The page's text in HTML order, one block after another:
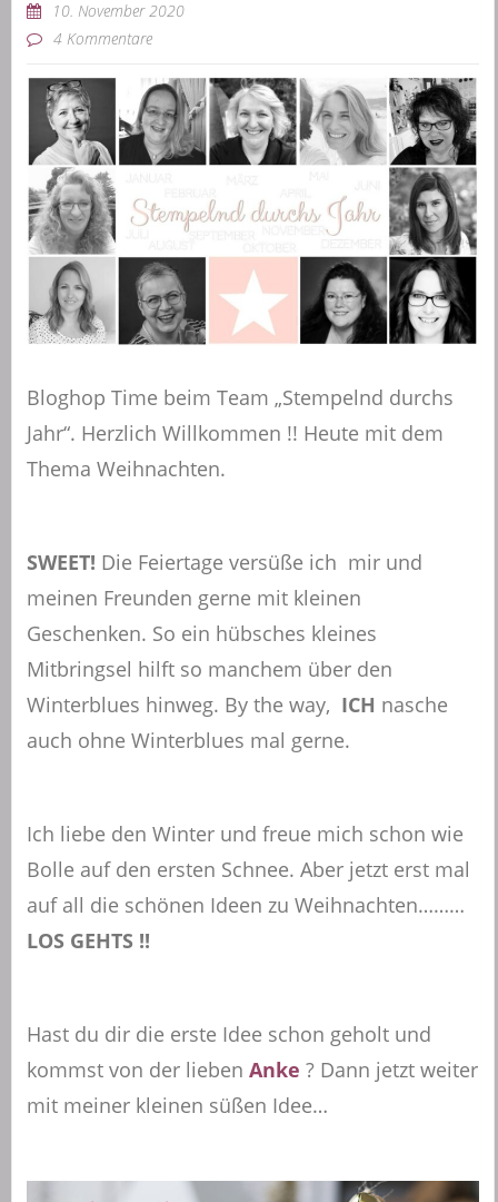
10. November 2020
4 Kommentare
Bloghop Time beim Team „Stempelnd durchs
Jahr“. Herzlich Willkommen !! Heute mit dem
Thema Weihnachten.
SWEET! Die Feiertage versüße ich mir und
meinen Freunden gerne mit kleinen
Geschenken. So ein hübsches kleines
Mitbringsel hilft so manchem über den
Winterblues hinweg. By the way, ICH nasche
auch ohne Winterblues mal gerne.
Ich liebe den Winter und freue mich schon wie
Bolle auf den ersten Schnee. Aber jetzt erst mal
auf all die schönen Ideen zu Weihnachten………
LOS GEHTS !!
Hast du dir die erste Idee schon geholt und
kommst von der lieben Anke ? Dann jetzt weiter
mit meiner kleinen süßen Idee…